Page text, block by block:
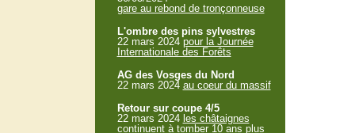
gare au rebond de tronçonneuse
L'ombre des pins sylvestres
22 mars 2024 pour la Journée
Internationale des Forêts
AG des Vosges du Nord
22 mars 2024 au coeur du massif
Retour sur coupe 4/5
22 mars 2024 les châtaignes
continuent à tomber 10 ans plus